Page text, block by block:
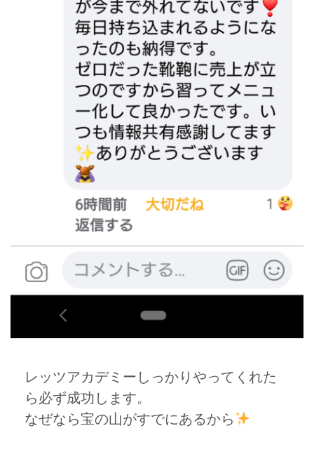
レッツアカデミーしっかりやってくれた
ら必ず成功します。
なぜなら宝の山がすでにあるから